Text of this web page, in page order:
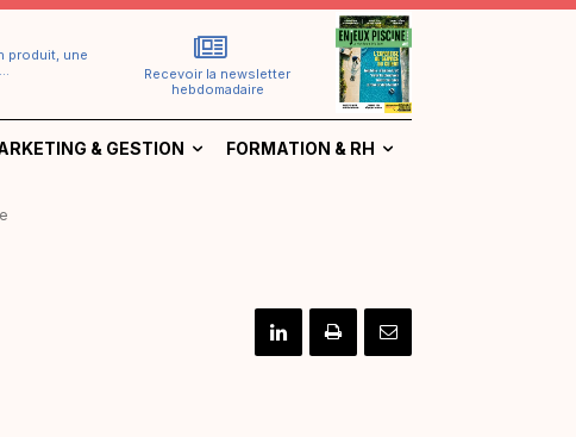
produit, une
Recevoir la newsletter
hebdomadaire
& GESTION FORMATION & RH